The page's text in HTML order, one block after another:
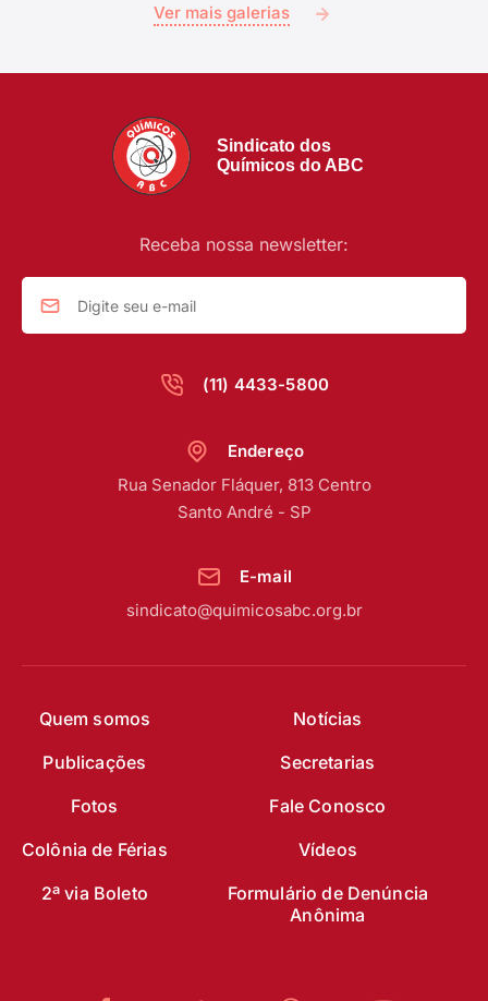
Ver mais galerias
Sindicato dos
Químicos do ABC
(11) 4433-5800
Receba nossa newsletter:
Quem somos
Notícias
Publicações
Secretarias
Fotos
Fale Conosco
Colônia de Férias
Vídeos
2ª via Boleto
Formulário de Denúncia
Anônima
Endereço
Rua Senador Fláquer, 813 Centro
Santo André - SP
E-mail
sindicato@quimicosabc.org.br